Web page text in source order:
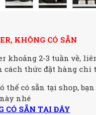
KHÔNG CÓ SẴN
khoảng 2-3 tuần về,
cách thức đặt hàng chi
thể có sẵn tại shop,
nhé
CÓ SẴN TẠI ĐÂY